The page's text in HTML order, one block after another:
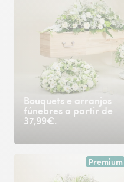
Premium
Bouquets e arranjos
fúnebres a partir de
37,99€.